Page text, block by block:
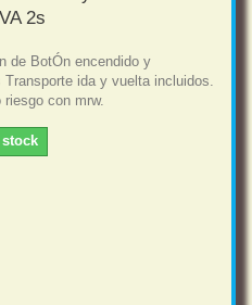
2s
de BotÓn encendido y
ida y vuelta incluidos.
riesgo con mrw.
stock